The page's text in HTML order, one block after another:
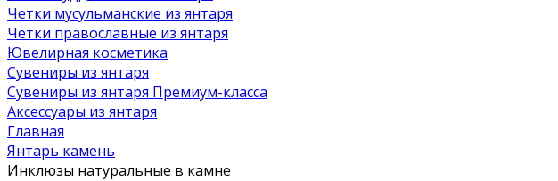
Четки мусульманские из янтаря
Четки православные из янтаря
Ювелирная косметика
Сувениры из янтаря
Сувениры из янтаря Премиум-класса
Аксессуары из янтаря
Главная
Янтарь камень
Инклюзы натуральные в камне